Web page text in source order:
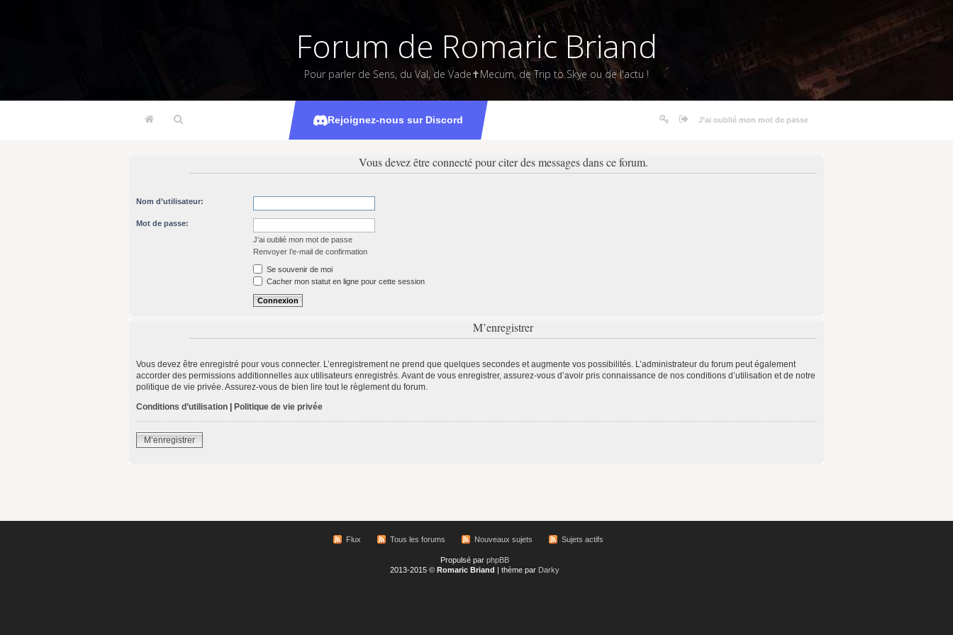
Forum de Romaric Briand
Pour parler de Sens, du Val, de Vade✝Mecum, de Trip to Skye ou de l'actu !
Rejoignez-nous sur Discord J’ai oublié mon mot de passe
Vous devez être connecté pour citer des messages dans ce forum.
Nom d’utilisateur:
Mot de passe:
J’ai oublié mon mot de passe
Renvoyer l’e-mail de confirmation
Se souvenir de moi
Cacher mon statut en ligne pour cette session
M’enregistrer
Vous devez être enregistré pour vous connecter. L’enregistrement ne prend que quelques secondes et augmente vos possibilités. L’administrateur du forum peut également
accorder des permissions additionnelles aux utilisateurs enregistrés. Avant de vous enregistrer, assurez-vous d’avoir pris connaissance de nos conditions d’utilisation et de notre
politique de vie privée. Assurez-vous de bien lire tout le règlement du forum.
Conditions d’utilisation
Politique de vie privée
M’enregistrer
Flux Tous les forums Nouveaux sujets Sujets actifs
Propulsé par phpBB
2013-2015 © Romaric Briand | thème par Darky